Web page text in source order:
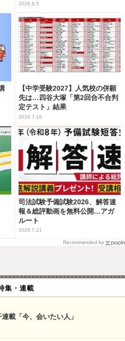
2026.8.5
【中学受験2027】人気校の併願
先は…四谷大塚「第2回合不合判
定テスト」結果
2026.7.16
司法試験予備試験2026、解答速
報＆総評動画を無料公開…アガ
ルート
2026.7.21
Recommended by
集・連載
載「今、会いたい人」